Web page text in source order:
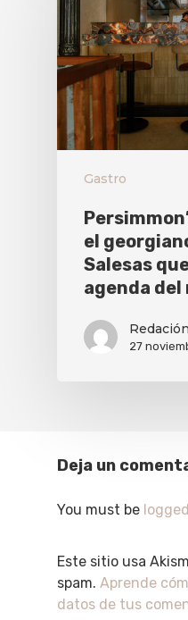
Gastro
el
Salesas
agenda del
27
Deja un
You must be
Este sitio usa
spam. Aprende
datos de tus